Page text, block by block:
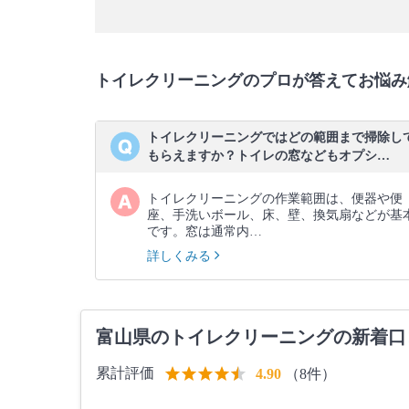
トイレクリーニングのプロが答えてお悩
トイレクリーニングではどの範囲まで掃除し
もらえますか？トイレの窓などもオプシ…
トイレクリーニングの作業範囲は、便器や便
座、手洗いボール、床、壁、換気扇などが基
です。窓は通常内…
詳しくみる
富山県のトイレクリーニングの新着口
累計評価 4.90 （8件）